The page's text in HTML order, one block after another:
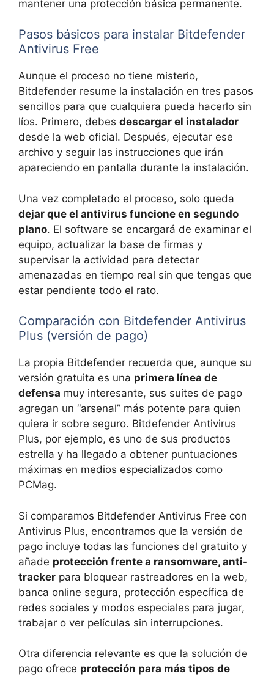
mantener una protección básica permanente.
Pasos básicos para instalar Bitdefender
Antivirus Free
Aunque el proceso no tiene misterio,
Bitdefender resume la instalación en tres pasos
sencillos para que cualquiera pueda hacerlo sin
líos. Primero, debes descargar el instalador
desde la web oficial. Después, ejecutar ese
archivo y seguir las instrucciones que irán
apareciendo en pantalla durante la instalación.
Una vez completado el proceso, solo queda
dejar que el antivirus funcione en segundo
plano. El software se encargará de examinar el
equipo, actualizar la base de firmas y
supervisar la actividad para detectar
amenazadas en tiempo real sin que tengas que
estar pendiente todo el rato.
Comparación con Bitdefender Antivirus
Plus (versión de pago)
La propia Bitdefender recuerda que, aunque su
versión gratuita es una primera línea de
defensa muy interesante, sus suites de pago
agregan un “arsenal” más potente para quien
quiera ir sobre seguro. Bitdefender Antivirus
Plus, por ejemplo, es uno de sus productos
estrella y ha llegado a obtener puntuaciones
máximas en medios especializados como
PCMag.
Si comparamos Bitdefender Antivirus Free con
Antivirus Plus, encontramos que la versión de
pago incluye todas las funciones del gratuito y
añade protección frente a ransomware, anti-
tracker para bloquear rastreadores en la web,
banca online segura, protección específica de
redes sociales y modos especiales para jugar,
trabajar o ver películas sin interrupciones.
Otra diferencia relevante es que la solución de
pago ofrece protección para más tipos de